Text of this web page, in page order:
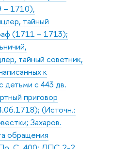
– 1710),
тайный
(1711 – 1713);
тайный советник,
к
детьми с 443 дв.
приговор
(Источн.:
Захаров.
обращения